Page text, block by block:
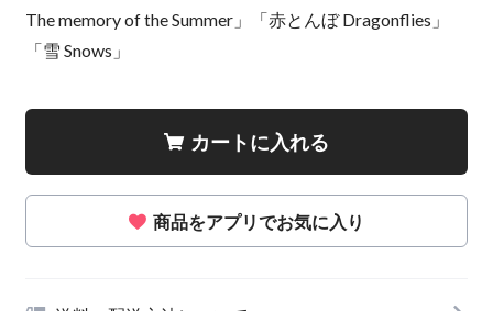
The memory of the Summer」「赤とんぼ Dragonflies」
「雪 Snows」
カートに入れる
商品をアプリでお気に入り